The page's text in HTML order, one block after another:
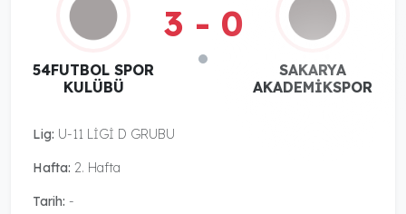
54FUTBOL SPOR
KULÜBÜ
3 - 0
SAKARYA
AKADEMİKSPOR
Lig: U-11 LİGİ D GRUBU
Hafta: 2. Hafta
Tarih: -